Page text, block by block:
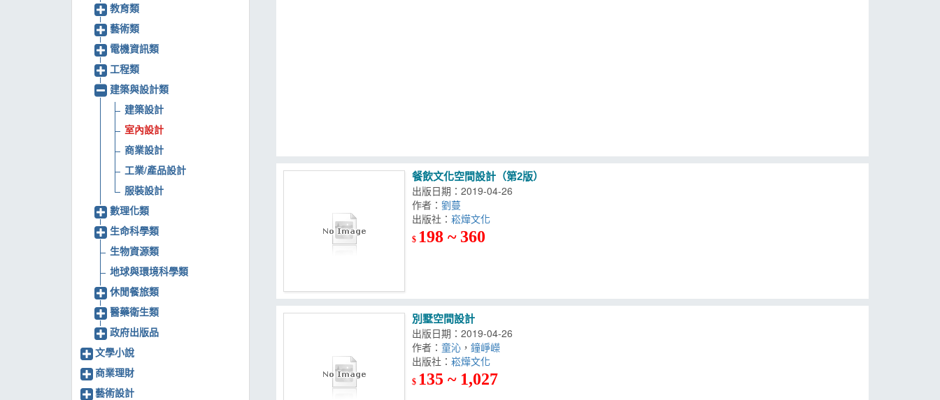
餐飲文化空間設計（第2版）
出版日期：2019-04-26
作者：劉蔓
出版社：
$ 198 ~ 360
別墅空間設計
出版日期：2019-04-26
作者：童沁 ，鐘崢嶸
出版社：
$ 135 ~ 1,027
教育類
藝術類
電機資訊類
工程類
建築與設計類
建築設計
室內設計
商業設計
工業/產品設計
服裝設計
數理化類
生命科學類
生物資源類
地球與環境科學類
休閒餐旅類
醫藥衛生類
政府出版品
文學小說
商業理財
藝術設計